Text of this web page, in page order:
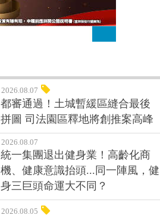
2026.08.07
都審通過！土城暫緩區縫合最後
拼圖 司法園區釋地將創推案高峰
2026.08.07
統一集團退出健身業！高齡化商
機、健康意識抬頭...同一陣風，健
身三巨頭命運大不同？
2026.08.05